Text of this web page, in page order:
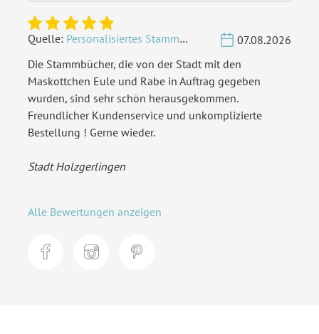
Quelle: Personalisiertes Stammbuch - Eigene Gravurdatei hochladen
07.08.2026
Die Stammbücher, die von der Stadt mit den
Maskottchen Eule und Rabe in Auftrag gegeben
wurden, sind sehr schön herausgekommen.
Freundlicher Kundenservice und unkomplizierte
Bestellung ! Gerne wieder.
Stadt Holzgerlingen
Alle Bewertungen anzeigen